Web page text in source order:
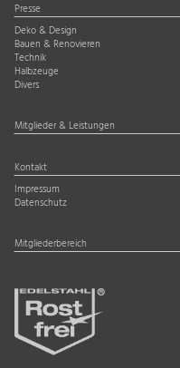
Presse
Deko & Design
Bauen & Renovieren
Technik
Halbzeuge
Divers
Mitglieder & Leistungen
Kontakt
Impressum
Datenschutz
Mitgliederbereich